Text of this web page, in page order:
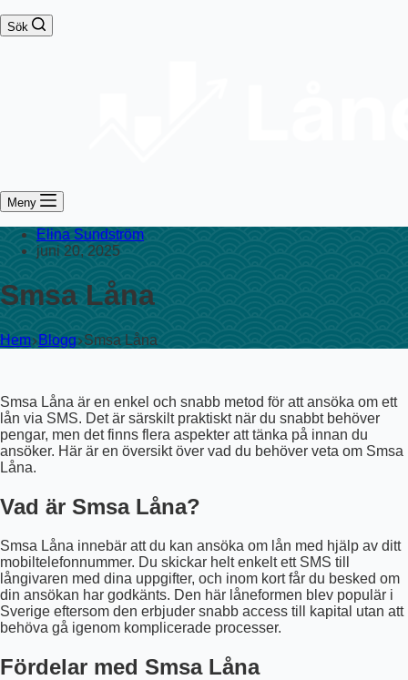
Sök
Meny
Elina Sundström
juni 20, 2025
Smsa Låna
Hem Blogg Smsa Låna
Smsa Låna är en enkel och snabb metod för att ansöka om ett
lån via SMS. Det är särskilt praktiskt när du snabbt behöver
pengar, men det finns flera aspekter att tänka på innan du
ansöker. Här är en översikt över vad du behöver veta om Smsa
Låna.
Vad är Smsa Låna?
Smsa Låna innebär att du kan ansöka om lån med hjälp av ditt
mobiltelefonnummer. Du skickar helt enkelt ett SMS till
långivaren med dina uppgifter, och inom kort får du besked om
din ansökan har godkänts. Den här låneformen blev populär i
Sverige eftersom den erbjuder snabb access till kapital utan att
behöva gå igenom komplicerade processer.
Fördelar med Smsa Låna